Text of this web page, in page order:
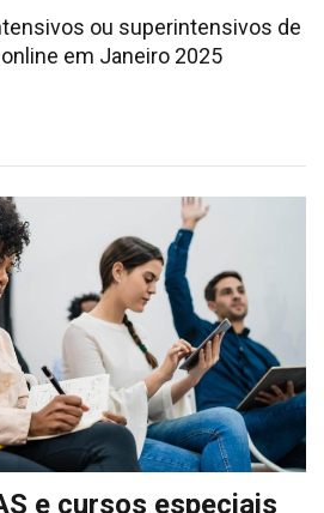
ou superintensivos de
em Janeiro 2025
e cursos especiais